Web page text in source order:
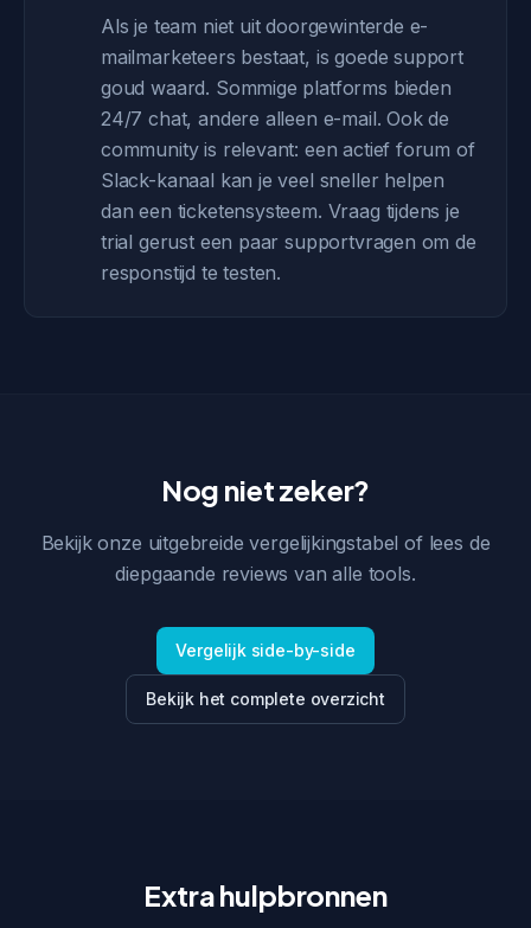
Als je team niet uit doorgewinterde e-
mailmarketeers bestaat, is goede support
goud waard. Sommige platforms bieden
24/7 chat, andere alleen e-mail. Ook de
community is relevant: een actief forum of
Slack-kanaal kan je veel sneller helpen
dan een ticketensysteem. Vraag tijdens je
trial gerust een paar supportvragen om de
responstijd te testen.
Nog niet zeker?
Bekijk onze uitgebreide vergelijkingstabel of lees de
diepgaande reviews van alle tools.
Vergelijk side-by-side
Bekijk het complete overzicht
Extra hulpbronnen